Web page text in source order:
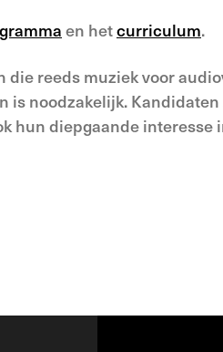
en hetcurriculum.
reeds muziek voor
noodzakelijk.
hun diepgaande interesse